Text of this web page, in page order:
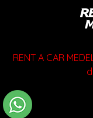
RENT A CAR